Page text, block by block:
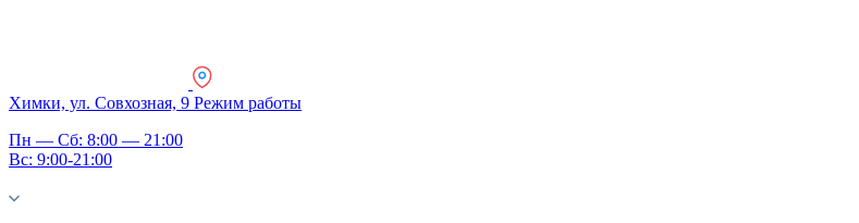
Химки, ул. Совхозная, 9 Режим работы
Пн — Сб: 8:00 — 21:00
Вс: 9:00-21:00